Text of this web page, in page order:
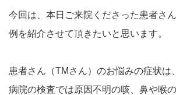
今回は、本日ご来院くださった患者さ
例を紹介させて頂きたいと思います。
患者さん（TMさん）のお悩みの症状は
病院の検査では原因不明の咳、鼻や喉